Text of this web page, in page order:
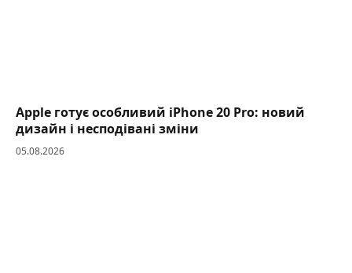
Apple готує особливий iPhone 20 Pro: новий
дизайн і несподівані зміни
05.08.2026